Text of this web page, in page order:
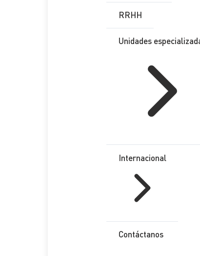
RRHH
Unidades
Internacional
Contáctanos